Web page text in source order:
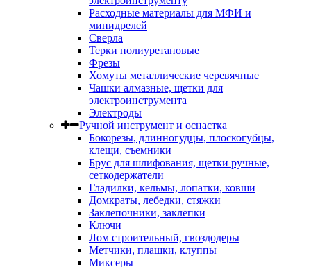
Расходные материалы для МФИ и
минидрелей
Сверла
Терки полиуретановые
Фрезы
Хомуты металлические черевячные
Чашки алмазные, щетки для
электроинструмента
Электроды
Ручной инструмент и оснастка
Бокорезы, длинногудцы, плоскогубцы,
клещи, съемники
Брус для шлифования, щетки ручные,
сеткодержатели
Гладилки, кельмы, лопатки, ковши
Домкраты, лебедки, стяжки
Заклепочники, заклепки
Ключи
Лом строительный, гвоздодеры
Метчики, плашки, клуппы
Миксеры